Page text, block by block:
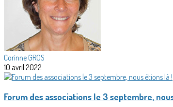
Corinne GROS
10 avril 2022
Forum des associations le 3 septembre,